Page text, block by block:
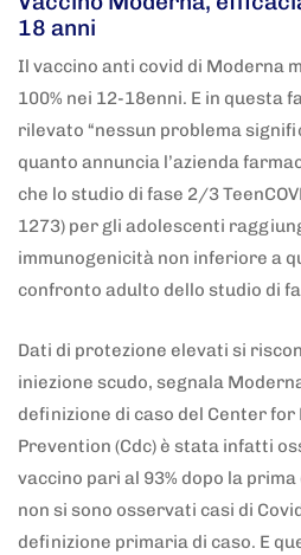
18 anni
Il vaccino anti covid di Moderna
100% nei 12-18enni. E in questa
rilevato “nessun problema
quanto annuncia l’azienda
che lo studio di fase 2/3
1273) per gli adolescenti
immunogenicità non inferiore a
confronto adulto dello studio di
Dati di protezione elevati si
iniezione scudo, segnala
definizione di caso del Center for
Prevention (Cdc) è stata infatti
vaccino pari al 93% dopo la
non si sono osservati casi di
definizione primaria di caso. E